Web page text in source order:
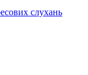
слухань